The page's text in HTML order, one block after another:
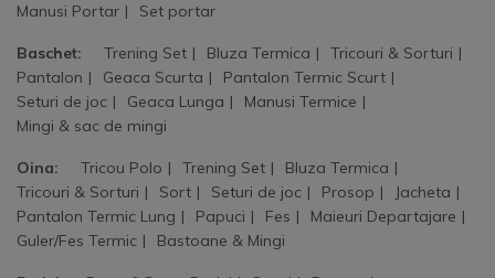
Manusi Portar
Set portar
Baschet: Trening Set Bluza Termica
Tricouri & Sorturi
Pantalon
Geaca Scurta
Pantalon Termic Scurt
Seturi de joc
Geaca Lunga
Manusi Termice
Mingi & sac de mingi
Oina: Tricou Polo Trening Set
Bluza Termica
Tricouri & Sorturi
Sort Seturi de joc Prosop
Jacheta
Pantalon Termic Lung
Papuci Fes
Maieuri Departajare
Guler/Fes Termic
Bastoane & Mingi